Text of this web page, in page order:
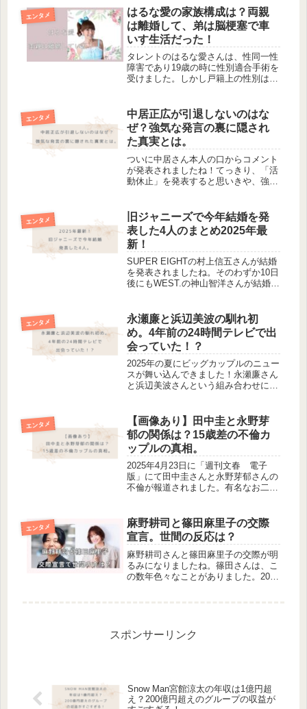
エンタメ
はるな愛の家族構成は？両親
は離婚して、弟は脳梗塞で車
いす生活だった！
タレントのはるな愛さんは、性同一性
障害であり19歳の時に性別適合手術を
受けました。しかし戸籍上の性別は男
が、母親とは確執もあり辛い時期も過
ごされてきたようです。そこで今回
は、...
エンタメ
中居正広が引退しないのはな
ぜ？強気な発言の裏に隠され
た真実とは。
ついに中居さん本人の口からコメント
が発表されましたね！てっきり、「活
動休止」を発表すると思いきや、強気
迷惑をお掛けしていること、⼤変申し
訳なく思っております。報道内容にお
い...
エンタメ
旧ジャニーズで今年結婚を発
表した4人のまとめ2025年最
新！
SUPER EIGHTの村上信五さんが結婚
を発表されましたね。そのわずか10日
後にもWEST.の神山智洋さんが結婚を
ENTERTAINMENT社)で2025年の今年
結婚を発表したタ...
エンタメ
永瀬廉と浜辺美波の馴れ初
め。4年前の24時間テレビで出
会っていた！？
2025年の夏にビッグカップルのニュー
スが舞い込んできました！永瀬廉さん
と浜辺美波さんという組み合わせに驚
るまでの共演歴や馴れ初めを徹底調査
してみました。気になる方はぜひ最...
エンタメ
【画像あり】田中圭と永野芽
郁の関係は？15歳差の不倫カ
ップルの真相。
2025年4月23日に「週刊文春 電子
版」にて田中圭さんと永野芽郁さんの
不倫が報道されました。有名なお二人
しょうか。田中圭さんと永野芽郁さん
の関係を探っていきたいと思います...
エンタメ
麻野耕司と篠田麻里子の交際
宣言。世間の反応は？
麻野耕司さんと篠田麻里子の交際が明
るみになりましたね。篠田さんは、こ
の数年色々なことがありました。2013
スポンサーリンク
Snow Man宮館涼太の年収は1億円超
え？200億円超えのグループの収益が